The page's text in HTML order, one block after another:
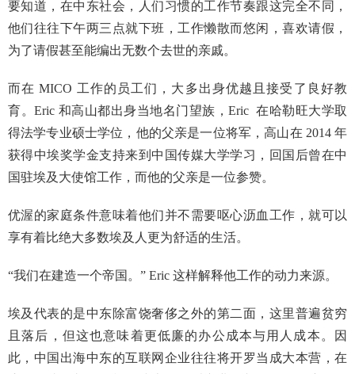
要知道，在中东社会，人们习惯的工作节奏跟这完全不同，
他们往往下午两三点就下班，工作懒散而悠闲，喜欢请假，
为了请假甚至能编出无数个去世的亲戚。
而在 MICO 工作的员工们，大多出身优越且接受了良好教
育。Eric 和高山都出身当地名门望族，Eric 在哈勒旺大学取
得法学专业硕士学位，他的父亲是一位将军，高山在 2014 年
获得中埃奖学金支持来到中国传媒大学学习，回国后曾在中
国驻埃及大使馆工作，而他的父亲是一位参赞。
优渥的家庭条件意味着他们并不需要呕心沥血工作，就可以
享有着比绝大多数埃及人更为舒适的生活。
“我们在建造一个帝国。” Eric 这样解释他工作的动力来源。
埃及代表的是中东除富饶奢侈之外的第二面，这里普遍贫穷
且落后，但这也意味着更低廉的办公成本与用人成本。因
此，中国出海中东的互联网企业往往将开罗当成大本营，在